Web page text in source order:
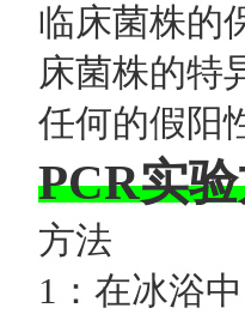
临床菌株的
床菌株的特
任何的假阳
PCR实
方法
1：在冰浴